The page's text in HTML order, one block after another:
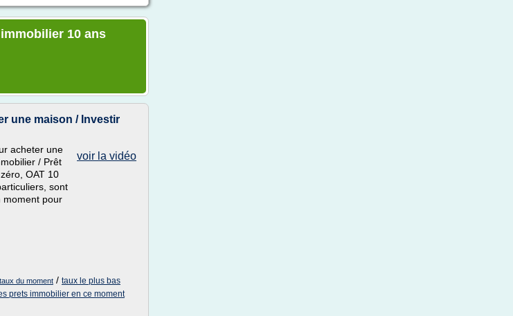
10 ans
une maison / Investir
voir la vidéo
acheter une
/ Prêt
OAT 10
sont
moment pour
du moment / taux le plus bas
prets immobilier en ce moment